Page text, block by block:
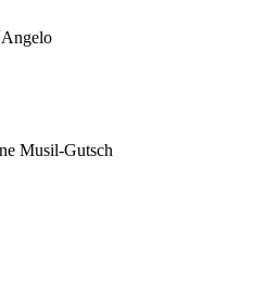
Musil-Gutsch